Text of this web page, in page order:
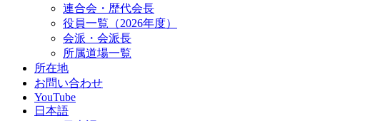
連合会・歴代会長
役員一覧（2026年度）
会派・会派長
所属道場一覧
所在地
お問い合わせ
YouTube
日本語